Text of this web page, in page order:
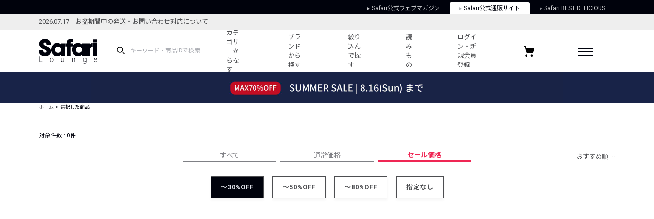
Safari公式ウェブマガジン Safari公式通販サイト Safari BEST DELICIOUS
2026.07.17 お盆期間中の発送・お問い合わせ対応について
カテ
ゴリ
ーか
ら探
す
ブラ
ンド
から
探す
絞り
込ん
で探
す
読
み
も
の
ログイ
ン・新
規会員
登録
ブランドから探す
新着アイテム
編集部のおすすめコーディネート
すべての記事
新ブランドご紹介！
バイヤーズ レコメンド
会社概要
プライバシーポリシー
特定商取引に関する法律
お気に入りブランド
ホーム 選択した商品
対象件数 : 0件
すべて 通常価格 セール価格 おすすめ順
～30%OFF ～50%OFF ～80%OFF 指定なし